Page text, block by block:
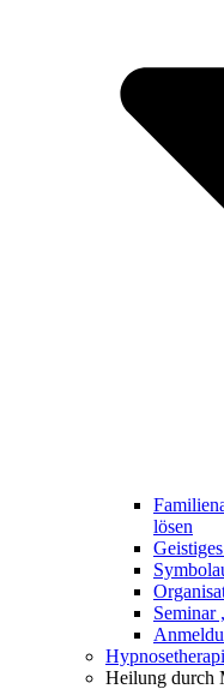
lösen
Seminar
Heilung durch